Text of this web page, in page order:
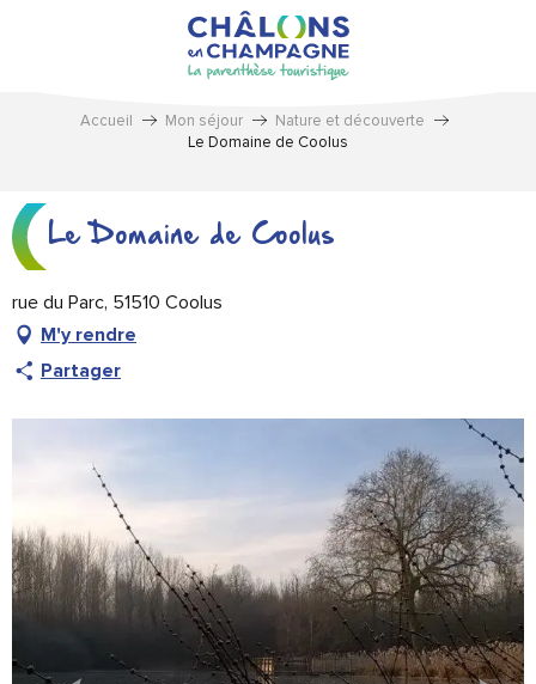
Accueil Mon séjour
Nature et découverte
Le Domaine de Coolus
Le Domaine de Coolus
rue du Parc, 51510 Coolus
M'y rendre
Partager